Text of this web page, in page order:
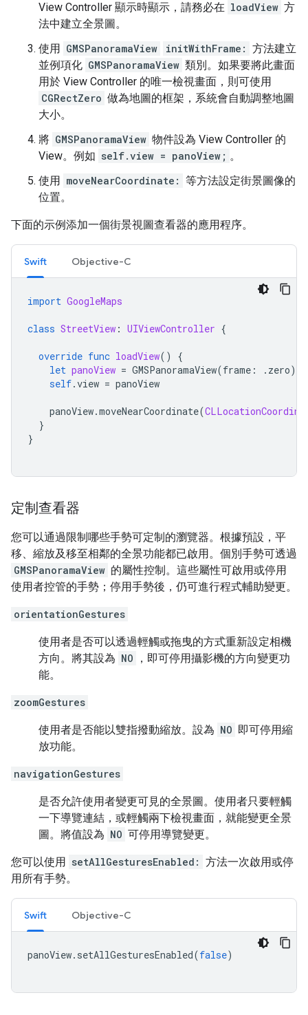
View Controller 顯示時顯示，請務必在 loadView 方
法中建立全景圖。
使用
GMSPanoramaView initWithFrame: 方法建立
並例項化 GMSPanoramaView 類別。如果要將此畫面
用於 View Controller 的唯一檢視畫面，則可使用
CGRectZero 做為地圖的框架，系統會自動調整地圖
大小。
將 GMSPanoramaView 物件設為 View Controller 的
View。例如 self.view = panoView; 。
使用
moveNearCoordinate: 等方法設定街景圖像的
位置。
下面的示例添加一個街景視圖查看器的應用程序。
Swift Objective-C
import GoogleMaps
class StreetView : UIViewController {
override func loadView()
{
let panoView = GMSPanoramaView(frame : . zero)
self.view = panoView
panoView.moveNearCoordinate(
}
}
定制查看器
您可以通過限制哪些手勢可定制的瀏覽器。根據預設，平
移、縮放及移至相鄰的全景功能都已啟用。個別手勢可透過
GMSPanoramaView 的屬性控制。這些屬性可啟用或停用
使用者控管的手勢；停用手勢後，仍可進行程式輔助變更。
orientationGestures
使用者是否可以透過輕觸或拖曳的方式重新設定相機
方向。將其設為 NO
，即可停用攝影機的方向變更功
能。
zoomGestures
使用者是否能以雙指撥動縮放。設為 NO 即可停用縮
放功能。
navigationGestures
是否允許使用者變更可見的全景圖。使用者只要輕觸
一下導覽連結，或輕觸兩下檢視畫面，就能變更全景
圖。將值設為 NO 可停用導覽變更。
您可以使用 setAllGesturesEnabled: 方法一次啟用或停
用所有手勢。
Swift Objective-C
panoView. setAllGesturesEnabled(false)